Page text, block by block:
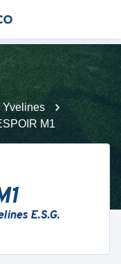
Yvelines
M1
E.S.G.